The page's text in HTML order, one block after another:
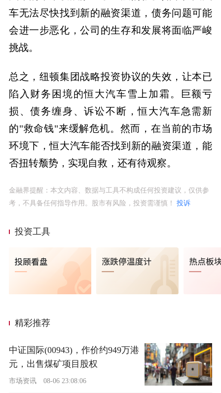
车无法尽快找到新的融资渠道，债务问题可能
会进一步恶化，公司的生存和发展将面临严峻
挑战。
总之，纽顿集团战略投资协议的失效，让本已
陷入财务困境的恒大汽车雪上加霜。巨额亏
损、债务缠身、诉讼不断，恒大汽车急需新
的"救命钱"来缓解危机。然而，在当前的市场
环境下，恒大汽车能否找到新的融资渠道，能
否扭转颓势，实现自救，还有待观察。
金融界提醒：本文内容、数据与工具不构成任何投资建议，仅供参
考，不具备任何指导作用。股市有风险，投资需谨慎！ 投诉
投资工具
精彩推荐
中证国际(00943)，作价约949万港
元，出售煤矿项目股权
市场资讯 08-06 23:08:06